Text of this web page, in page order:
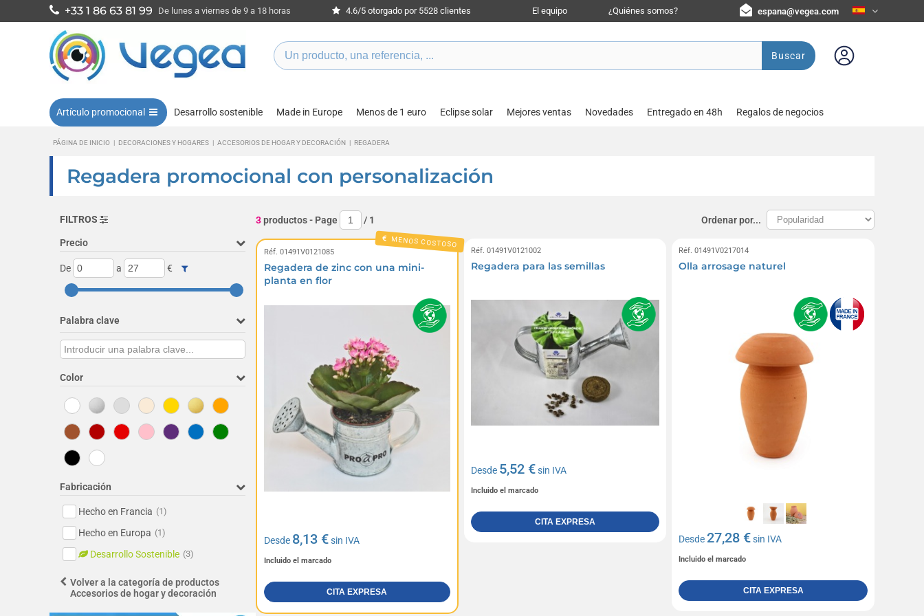
+33 1 86 63 81 99 De lunes a viernes de 9 a 18 horas 4.6/5 otorgado por 5528 clientes El equipo ¿Quiénes somos? espana@vegea.com
Buscar
Artículo promocional Desarrollo sostenible Made in Europe Menos de 1 euro Eclipse solar Mejores ventas Novedades Entregado en 48h Regalos de negocios
PÁGINA DE INICIO | DECORACIONES Y HOGARES | ACCESORIOS DE HOGAR Y DECORACIÓN | REGADERA
Regadera promocional con personalización
FILTROS
Precio
De a €
Palabra clave
Color
Fabricación
Hecho en Francia (1)
Hecho en Europa (1)
Desarrollo Sostenible (3)
Volver a la categoría de productos
Accesorios de hogar y decoración
3productos- Page / 1 Ordenar por...
MENOS COSTOSO
Réf. 01491V0121085
Regadera de zinc con una mini-
planta en flor
Desde 8,13 €sin IVA
Incluido el marcado
CITA EXPRESA
Réf. 01491V0121002
Regadera para las semillas
Desde 5,52 €sin IVA
Incluido el marcado
CITA EXPRESA
Réf. 01491V0217014
Olla arrosage naturel
Desde27,28 €sin IVA
Incluido el marcado
CITA EXPRESA